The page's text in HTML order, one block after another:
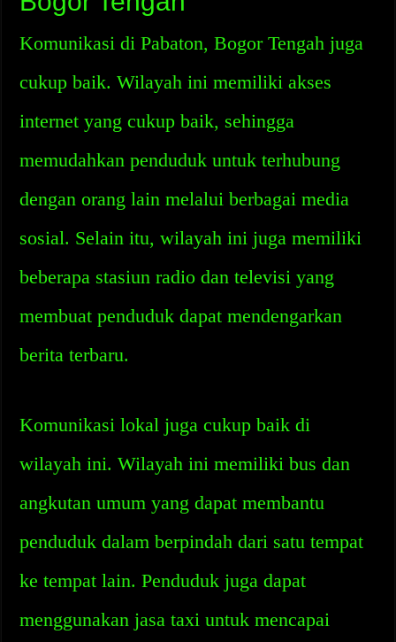
Komunikasi di Pabaton, Bogor Tengah juga
cukup baik. Wilayah ini memiliki akses
internet yang cukup baik, sehingga
memudahkan penduduk untuk terhubung
dengan orang lain melalui berbagai media
sosial. Selain itu, wilayah ini juga memiliki
beberapa stasiun radio dan televisi yang
membuat penduduk dapat mendengarkan
berita terbaru.
Komunikasi lokal juga cukup baik di
wilayah ini. Wilayah ini memiliki bus dan
angkutan umum yang dapat membantu
penduduk dalam berpindah dari satu tempat
ke tempat lain. Penduduk juga dapat
menggunakan jasa taxi untuk mencapai